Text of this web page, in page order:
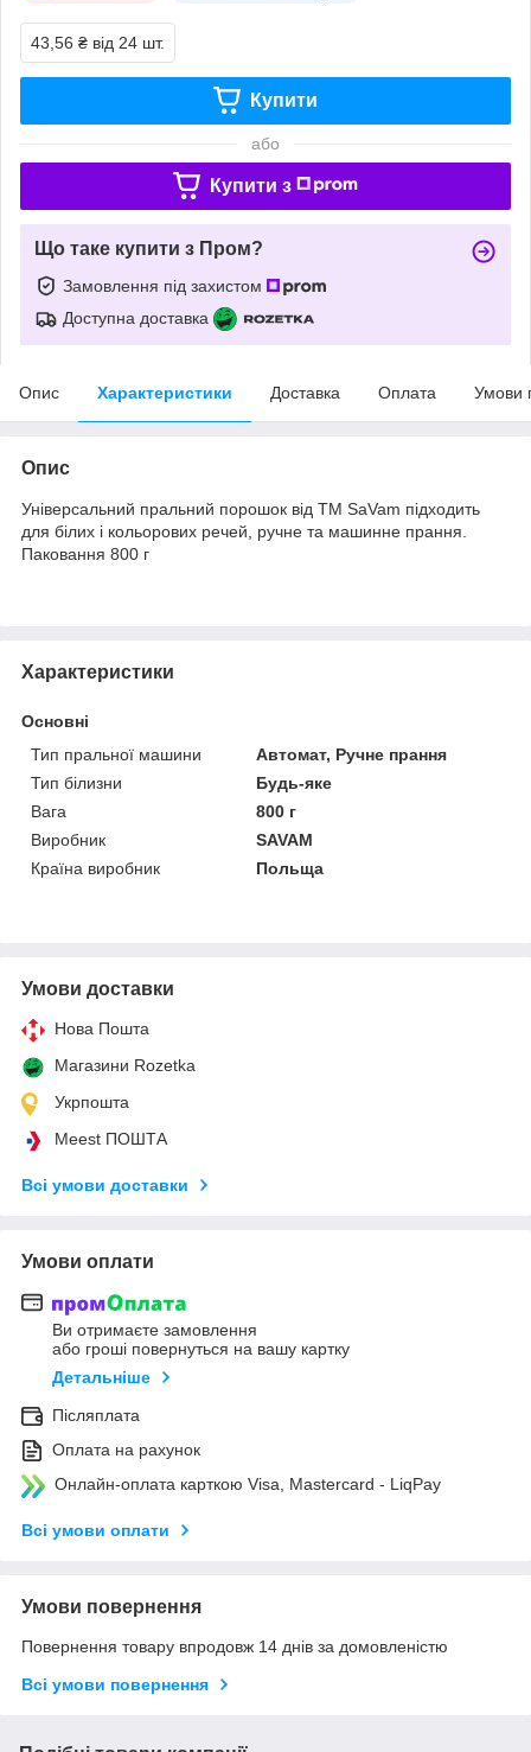
43,56 ₴ від 24 шт.
Купити
або
Купити з
Що таке купити з Пром?
Замовлення під захистом
Доступна доставка
Опис Характеристики Доставка Оплата Умови
Опис
Універсальний пральний порошок від ТМ SaVam підходить
для білих і кольорових речей, ручне та машинне прання.
Паковання 800 г
Характеристики
Основні
Тип пральної машини
Автомат, Ручне прання
Тип білизни
Будь-яке
Вага
800 г
Виробник
SAVAM
Країна виробник
Польща
Умови доставки
Нова Пошта
Магазини Rozetka
Укрпошта
Meest ПОШТА
Всі умови доставки
Умови оплати
Ви отримаєте замовлення
або гроші повернуться на вашу картку
Детальніше
Післяплата
Оплата на рахунок
Онлайн-оплата карткою Visa, Mastercard - LiqPay
Всі умови оплати
Умови повернення
Повернення товару впродовж 14 днів за домовленістю
Всі умови повернення